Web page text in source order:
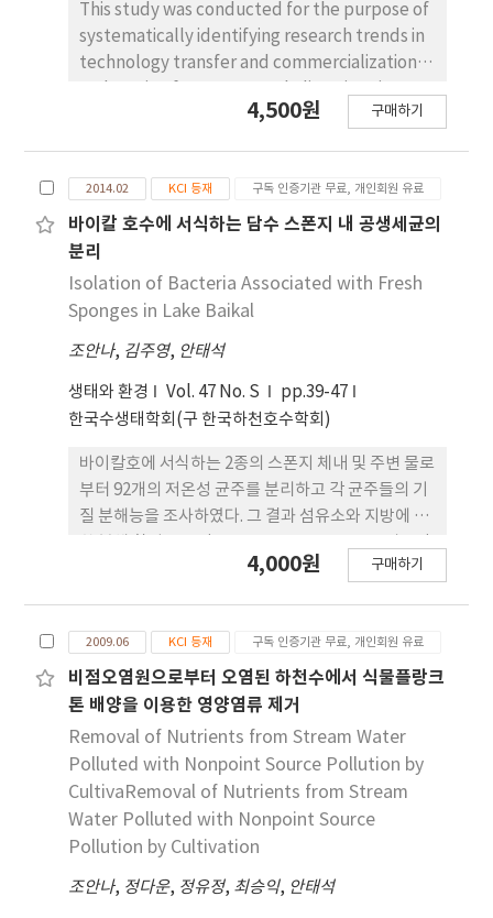
This study was conducted for the purpose of
systematically identifying research trends in
technology transfer and commercialization
academia. Over a total of 35 years (1987-
analyzed for research period, research area,
research methods, and research subjects.
The research results are as follows. First, the
largest number of papers (55) was published
during the Park Geun-hye administration.
Second, among major academic journals,
only the ‘Korea Society for Technology
Innovation’ had a relatively high proportion
of research. Third, quantitative research
(38%) was the most widely applied research
method. Fourth, the most frequent research
target was institutions/systems (44%).
Additionally, the results of frequency
analysis of 729 keywords were presented in a
word cloud. This study is significant as the
and commercialization research papers over
the past 35 years.
4,500원 구매하기
2014.02 KCI 등재 구독 인증기관 무료, 개인회원 유료
바이칼 호수에 서식하는 담수 스폰지 내 공생세균의
분리
Isolation of Bacteria Associated with Fresh
Sponges in Lake Baikal
조안나, 김주영, 안태석
생태와 환경 Vol. 47 No. S
pp.39-47
한국수생태학회(구 한국하천호수학회)
바이칼호에 서식하는 2종의 스폰지 체내 및 주변 물로
부터 92개의 저온성 균주를 분리하고 각 균주들의 기
질 분해능을 조사하였다. 그 결과 섬유소와 지방에 대
적었으나 전분과 단백질 분해 활성도를 갖는 균주는
Genomic Fingerprinting을 실시한 후 31개 균주를
선별하여 동정한 결과, Baikalospongia sp.에서 분
리한 13균주는 모두 Pseudomonas속으로 확인된
반면, Lubomirskia sp.에서 분리한 14균주는
Pseudomonas ssp., Buttiauxella agrestis,
Pseudomonas fluorescens, Yersinia ruckeri,
Bacillus ssp., Paenibacillus ssp., Bacillus
thuringiensis, Bacillus simplex,
Brevibacterium ssp., Acinetobacter lwoffii로
다양하게 동정되었다. 그러나 총 31개 균주 중 18개가
4,000원 구매하기
2009.06 KCI 등재 구독 인증기관 무료, 개인회원 유료
비점오염원으로부터 오염된 하천수에서 식물플랑크
톤 배양을 이용한 영양염류 제거
Removal of Nutrients from Stream Water
Polluted with Nonpoint Source Pollution by
CultivaRemoval of Nutrients from Stream
Water Polluted with Nonpoint Source
Pollution by Cultivation
조안나, 정다운, 정유정, 최승익, 안태석